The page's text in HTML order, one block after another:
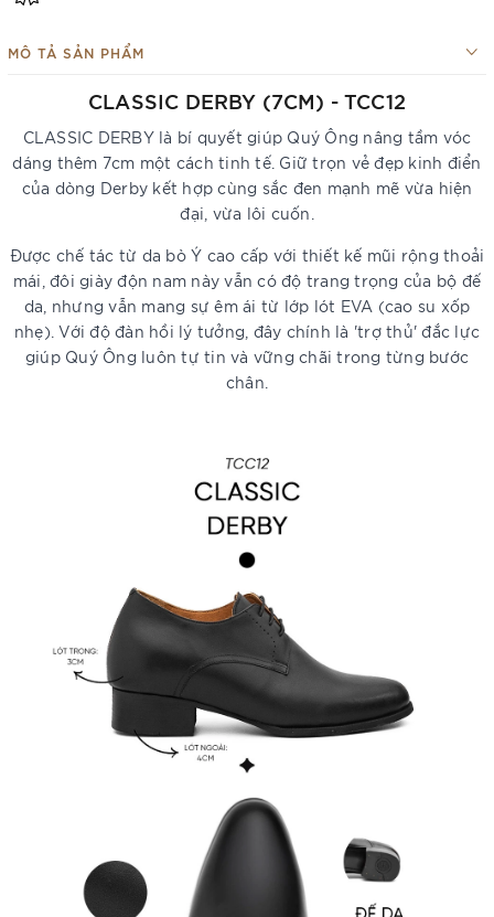
MÔ TẢ SẢN PHẨM
CLASSIC DERBY (7CM) - TCC12
CLASSIC DERBY là bí quyết giúp Quý Ông nâng tầm vóc
dáng thêm 7cm một cách tinh tế. Giữ trọn vẻ đẹp kinh điển
của dòng Derby kết hợp cùng sắc đen mạnh mẽ vừa hiện
đại, vừa lôi cuốn.
Được chế tác từ da bò Ý cao cấp với thiết kế mũi rộng thoải
mái, đôi giày độn nam này vẫn có độ trang trọng của bộ đế
da, nhưng vẫn mang sự êm ái từ lớp lót EVA (cao su xốp
nhẹ). Với độ đàn hồi lý tưởng, đây chính là 'trợ thủ' đắc lực
giúp Quý Ông luôn tự tin và vững chãi trong từng bước
chân.